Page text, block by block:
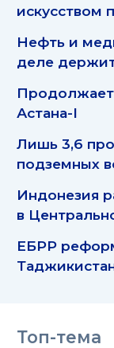
искусством
Нефть и
деле
Продолжает
Астана-I
Лишь 3,6
подземных
Индонезия
в
ЕБРР
Топ-тема